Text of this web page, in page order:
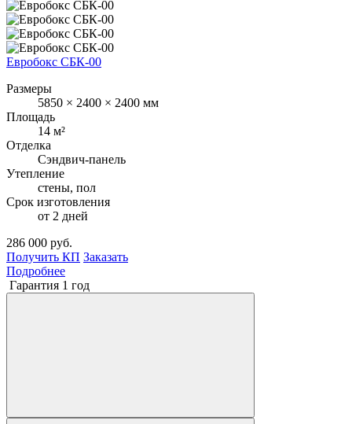
Евробокс СБК-00
Размеры
5850 × 2400 × 2400 мм
Площадь
14 м²
Отделка
Сэндвич-панель
Утепление
стены, пол
Срок изготовления
от 2 дней
286 000 руб.
Получить КП Заказать
Подробнее
Гарантия 1 год